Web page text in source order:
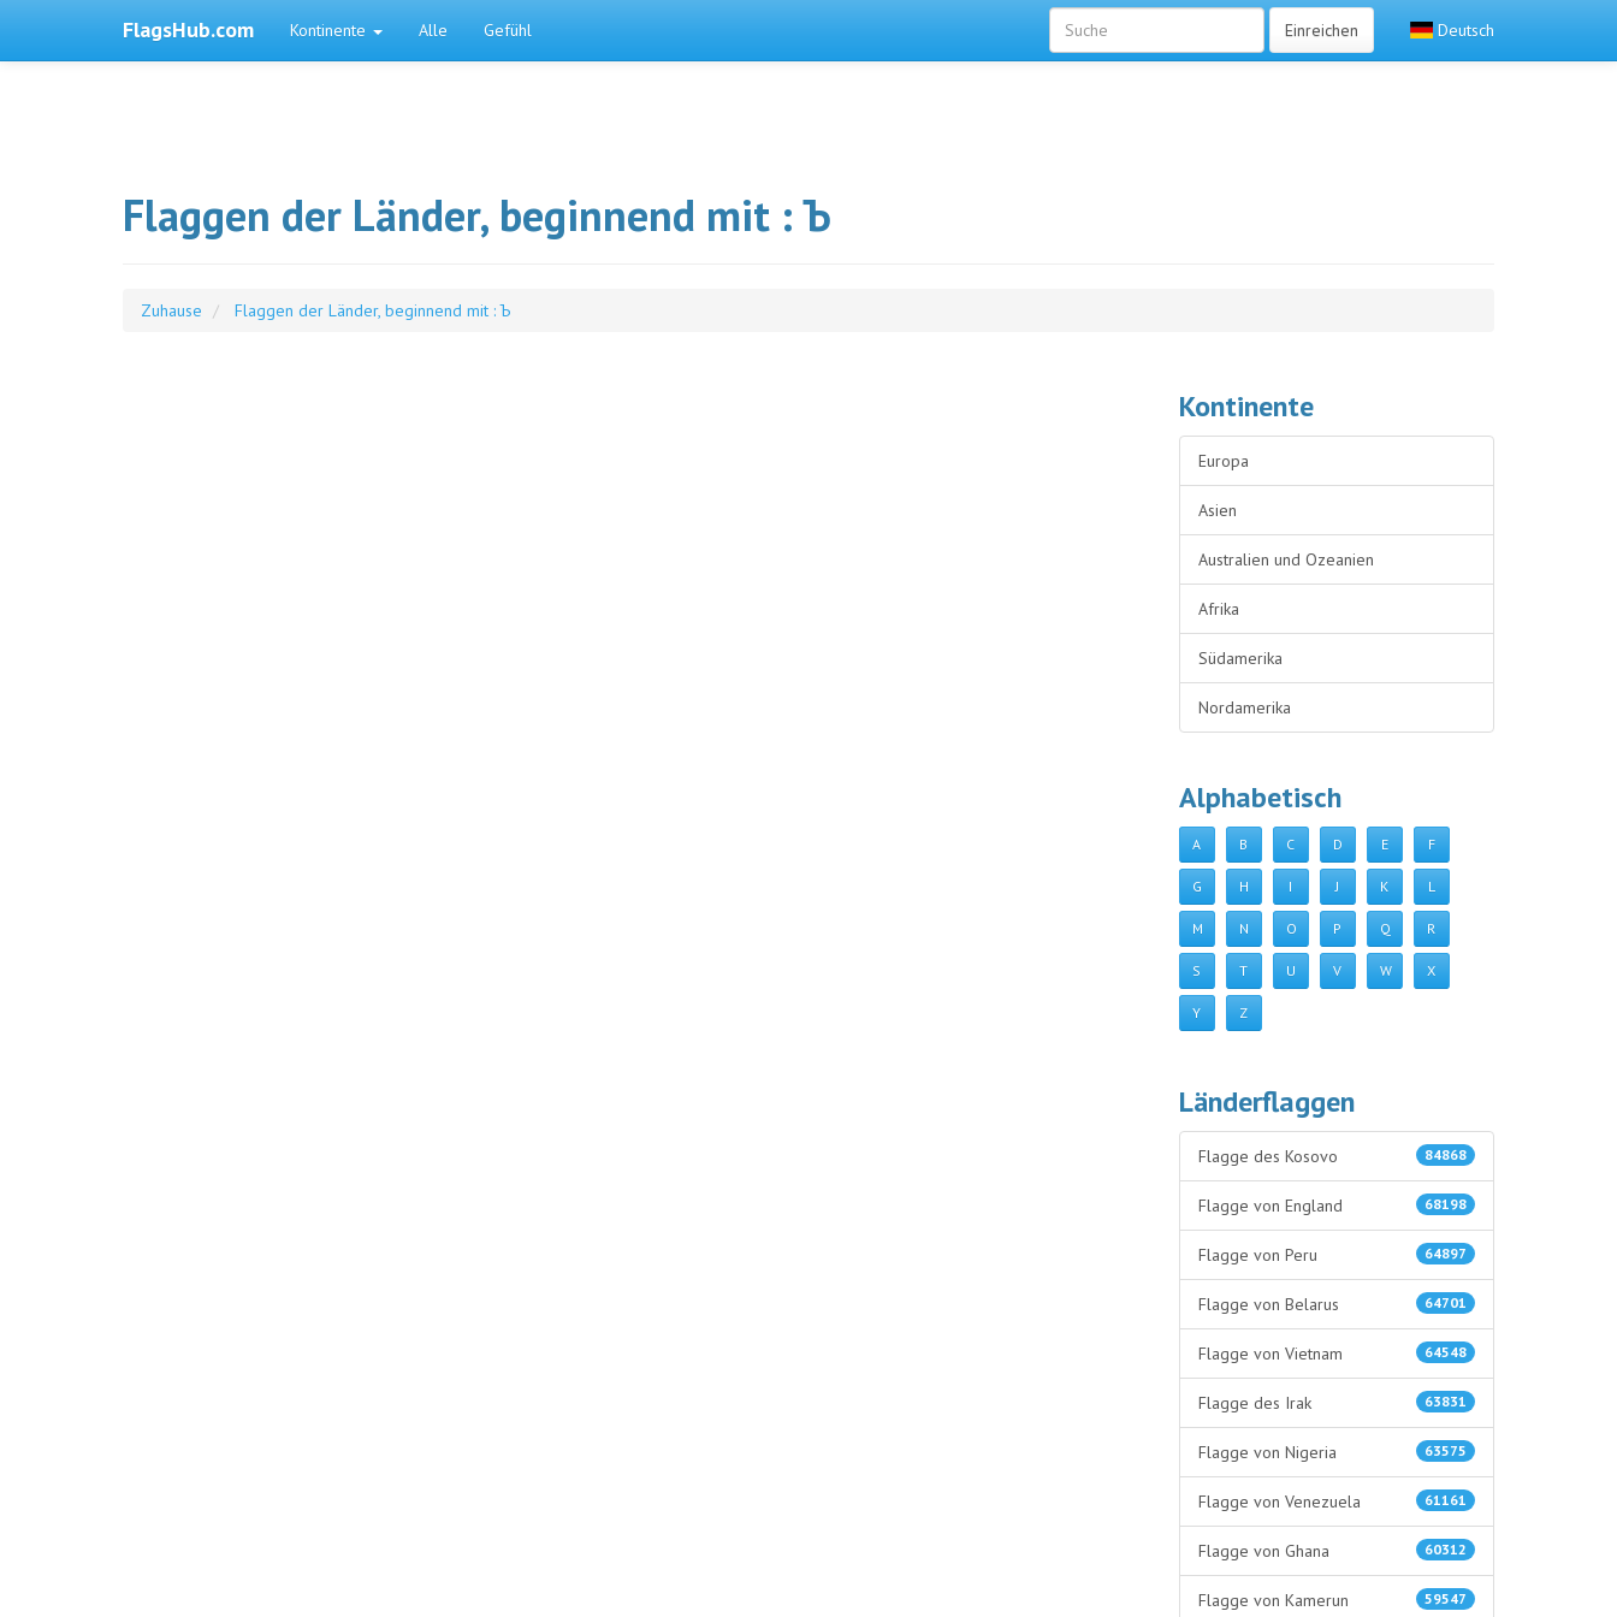
FlagsHub.com Kontinente Alle Gefühl Deutsch
Einreichen
Flaggen der Länder, beginnend mit : Ъ
Zuhause Flaggen der Länder, beginnend mit : Ъ
Kontinente
Europa
Asien
Australien und Ozeanien
Afrika
Südamerika
Nordamerika
Alphabetisch
A B C D E F
G H I J K L
M N O P Q R
S T U V W X
Y Z
Länderflaggen
84868
Flagge des Kosovo
68198
Flagge von England
64897
Flagge von Peru
64701
Flagge von Belarus
64548
Flagge von Vietnam
63831
Flagge des Irak
63575
Flagge von Nigeria
61161
Flagge von Venezuela
60312
Flagge von Ghana
59547
Flagge von Kamerun